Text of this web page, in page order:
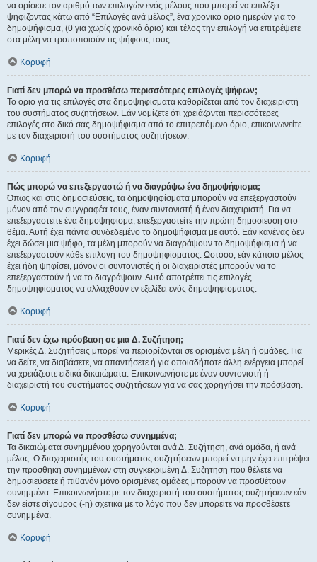
να ορίσετε τον αριθμό των επιλογών ενός μέλους που μπορεί να επιλέξει
ψηφίζοντας κάτω από “Επιλογές ανά μέλος”, ένα χρονικό όριο ημερών για το
δημοψήφισμα, (0 για χωρίς χρονικό όριο) και τέλος την επιλογή να επιτρέψετε
στα μέλη να τροποποιούν τις ψήφους τους.
Κορυφή
Γιατί δεν μπορώ να προσθέσω περισσότερες επιλογές ψήφων;
Το όριο για τις επιλογές στα δημοψηφίσματα καθορίζεται από τον διαχειριστή
του συστήματος συζητήσεων. Εάν νομίζετε ότι χρειάζονται περισσότερες
επιλογές στο δικό σας δημοψήφισμα από το επιτρεπόμενο όριο, επικοινωνείτε
με τον διαχειριστή του συστήματος συζητήσεων.
Κορυφή
Πώς μπορώ να επεξεργαστώ ή να διαγράψω ένα δημοψήφισμα;
Όπως και στις δημοσιεύσεις, τα δημοψηφίσματα μπορούν να επεξεργαστούν
μόνον από τον συγγραφέα τους, έναν συντονιστή ή έναν διαχειριστή. Για να
επεξεργαστείτε ένα δημοψήφισμα, επεξεργαστείτε την πρώτη δημοσίευση στο
θέμα. Αυτή έχει πάντα συνδεδεμένο το δημοψήφισμα με αυτό. Εάν κανένας δεν
έχει δώσει μια ψήφο, τα μέλη μπορούν να διαγράψουν το δημοψήφισμα ή να
επεξεργαστούν κάθε επιλογή του δημοψηφίσματος. Ωστόσο, εάν κάποιο μέλος
έχει ήδη ψηφίσει, μόνον οι συντονιστές ή οι διαχειριστές μπορούν να το
επεξεργαστούν ή να το διαγράψουν. Αυτό αποτρέπει τις επιλογές
δημοψηφίσματος να αλλαχθούν εν εξελίξει ενός δημοψηφίσματος.
Κορυφή
Γιατί δεν έχω πρόσβαση σε μια Δ. Συζήτηση;
Μερικές Δ. Συζητήσεις μπορεί να περιορίζονται σε ορισμένα μέλη ή ομάδες. Για
να δείτε, να διαβάσετε, να απαντήσετε ή για οποιαδήποτε άλλη ενέργεια μπορεί
να χρειάζεστε ειδικά δικαιώματα. Επικοινωνήστε με έναν συντονιστή ή
διαχειριστή του συστήματος συζητήσεων για να σας χορηγήσει την πρόσβαση.
Κορυφή
Γιατί δεν μπορώ να προσθέσω συνημμένα;
Τα δικαιώματα συνημμένου χορηγούνται ανά Δ. Συζήτηση, ανά ομάδα, ή ανά
μέλος. Ο διαχειριστής του συστήματος συζητήσεων μπορεί να μην έχει επιτρέψει
την προσθήκη συνημμένων στη συγκεκριμένη Δ. Συζήτηση που θέλετε να
δημοσιεύσετε ή πιθανόν μόνο ορισμένες ομάδες μπορούν να προσθέτουν
συνημμένα. Επικοινωνήστε με τον διαχειριστή του συστήματος συζητήσεων εάν
δεν είστε σίγουρος (-η) σχετικά με το λόγο που δεν μπορείτε να προσθέσετε
συνημμένα.
Κορυφή